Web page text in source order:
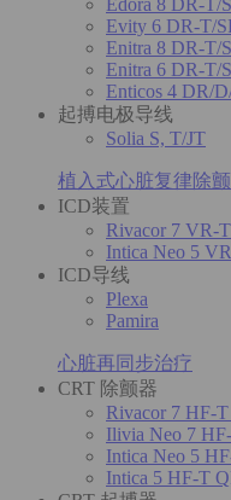
Evity 6 DR-T/
Enitra 8 DR-T/
Enitra 6 DR-T/
Enticos 4 DR/
起搏电极导线
Solia S, T/JT
植入式心脏复律除
ICD装置
Rivacor 7 VR-
Intica Neo 5
ICD导线
Plexa
Pamira
心脏再同步治疗
CRT 除颤器
Rivacor 7 HF-
Ilivia Neo 7
Intica Neo 5
Intica 5 HF-T